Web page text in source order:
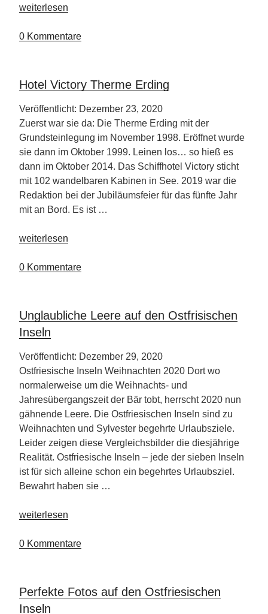
„Biohotel
weiterlesen
0 Kommentare
Hotel Victory Therme Erding
Veröffentlicht: Dezember 23, 2020
Zuerst war sie da: Die Therme Erding mit der
Grundsteinlegung im November 1998. Eröffnet wurde
sie dann im Oktober 1999. Leinen los… so hieß es
dann im Oktober 2014. Das Schiffhotel Victory sticht
mit 102 wandelbaren Kabinen in See. 2019 war die
Redaktion bei der Jubiläumsfeier für das fünfte Jahr
mit an Bord. Es ist …
„Hotel
Therme
weiterlesen
0 Kommentare
Unglaubliche Leere auf den Ostfrisischen
Inseln
Veröffentlicht: Dezember 29, 2020
Ostfriesische Inseln Weihnachten 2020 Dort wo
normalerweise um die Weihnachts- und
Jahresübergangszeit der Bär tobt, herrscht 2020 nun
gähnende Leere. Die Ostfriesischen Inseln sind zu
Weihnachten und Sylvester begehrte Urlaubsziele.
Leider zeigen diese Vergleichsbilder die diesjährige
Realität. Ostfriesische Inseln – jede der sieben Inseln
ist für sich alleine schon ein begehrtes Urlaubsziel.
Bewahrt haben sie …
„Unglaubliche
auf
Inseln“
weiterlesen
0 Kommentare
Perfekte Fotos auf den Ostfriesischen
Inseln